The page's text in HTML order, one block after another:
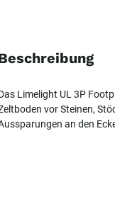
Limelight UL 3P
vor Steinen,
an den